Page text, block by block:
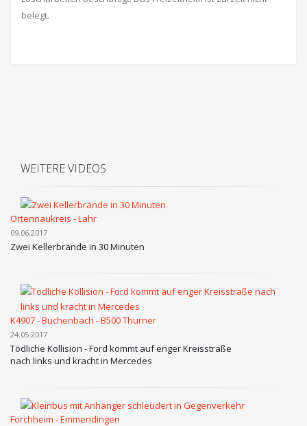
belegt.
WEITERE VIDEOS
Ortennaukreis - Lahr
09.06.2017
Zwei Kellerbrände in 30 Minuten
K4907 - Buchenbach - B500 Thurner
24.05.2017
Tödliche Kollision - Ford kommt auf enger Kreisstraße
nach links und kracht in Mercedes
Forchheim - Emmendingen